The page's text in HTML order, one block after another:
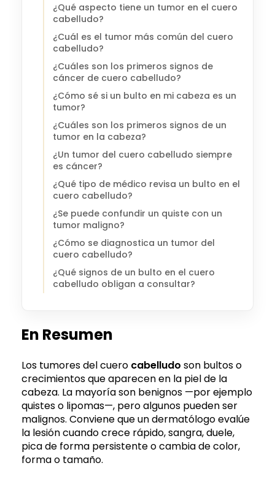
¿Qué aspecto tiene un tumor en el cuero
cabelludo?
¿Cuál es el tumor más común del cuero
cabelludo?
¿Cuáles son los primeros signos de
cáncer de cuero cabelludo?
¿Cómo sé si un bulto en mi cabeza es un
tumor?
¿Cuáles son los primeros signos de un
tumor en la cabeza?
¿Un tumor del cuero cabelludo siempre
es cáncer?
¿Qué tipo de médico revisa un bulto en el
cuero cabelludo?
¿Se puede confundir un quiste con un
tumor maligno?
¿Cómo se diagnostica un tumor del
cuero cabelludo?
¿Qué signos de un bulto en el cuero
cabelludo obligan a consultar?
En Resumen
Los tumores del cuero cabelludo son bultos o
crecimientos que aparecen en la piel de la
cabeza. La mayoría son benignos —por ejemplo
quistes o lipomas—, pero algunos pueden ser
malignos. Conviene que un dermatólogo evalúe
la lesión cuando crece rápido, sangra, duele,
pica de forma persistente o cambia de color,
forma o tamaño.